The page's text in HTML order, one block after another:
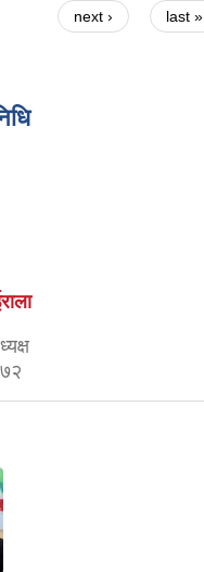
next ›
last »